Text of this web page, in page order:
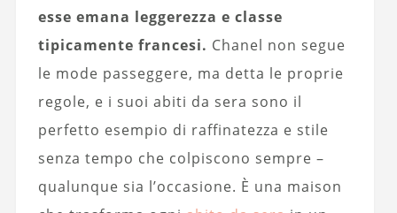
esse emana leggerezza e classe
tipicamente francesi. Chanel non segue
le mode passeggere, ma detta le proprie
regole, e i suoi abiti da sera sono il
perfetto esempio di raffinatezza e stile
senza tempo che colpiscono sempre –
qualunque sia l’occasione. È una maison